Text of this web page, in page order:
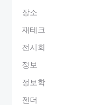
장소
재테크
전시회
정보
정보학
젠더